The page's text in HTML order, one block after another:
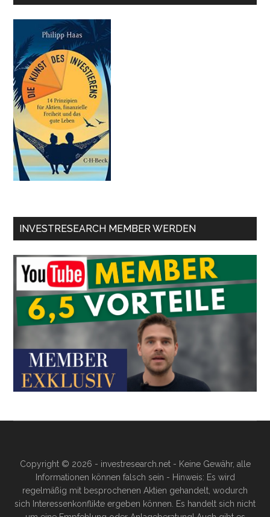
INVESTRESEARCH MEMBER WERDEN
Copyright © 2026 - investresearch.net - Keine Gewähr, alle
Informationen können falsch sein - Hinweis: Es wird
regelmäßig mit besprochenen Aktien gehandelt, wodurch
sich Interessenkonflikte ergeben können. Es handelt sich nicht